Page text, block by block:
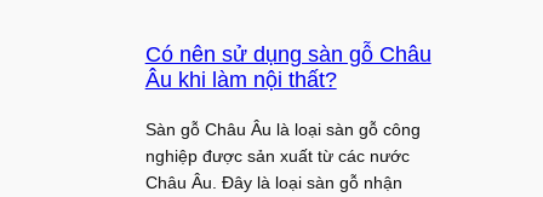
Có nên sử dụng sàn gỗ Châu
Âu khi làm nội thất?
Sàn gỗ Châu Âu là loại sàn gỗ công
nghiệp được sản xuất từ các nước
Châu Âu. Đây là loại sàn gỗ nhận